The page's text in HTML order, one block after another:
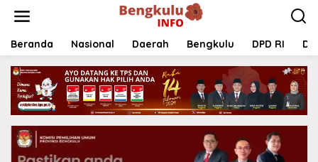
Beranda Nasional Daerah Bengkulu DPD RI